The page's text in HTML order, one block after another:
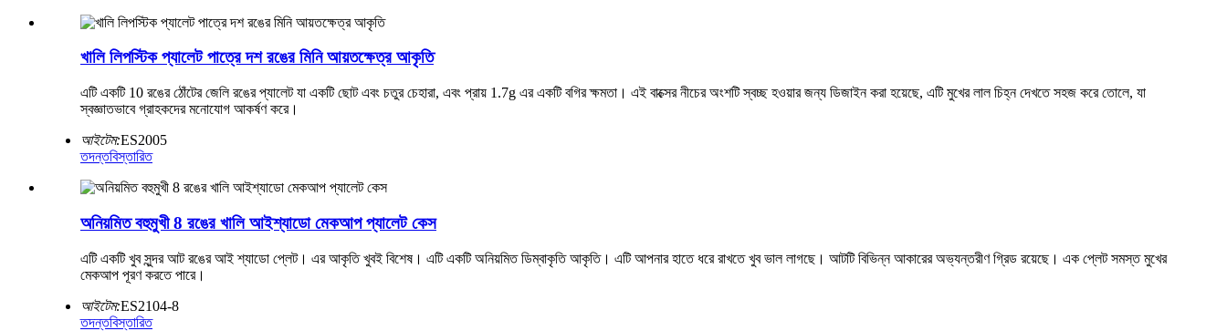
খালি লিপস্টিক প্যালেট পাত্রে দশ রঙের মিনি আয়তক্ষেত্র আকৃতি
এটি একটি 10 ​​রঙের ঠোঁটের জেলি রঙের প্যালেট যা একটি ছোট এবং চতুর চেহারা, এবং প্রায় 1.7g এর একটি বগির ক্ষমতা। এই বাক্সের নীচের অংশটি স্বচ্ছ হওয়ার জন্য ডিজাইন করা হয়েছে, এটি মুখের লাল চিহ্ন দেখতে সহজ করে তোলে, যা
স্বজ্ঞাতভাবে গ্রাহকদের মনোযোগ আকর্ষণ করে।
আইটেম:ES2005
তদন্তবিস্তারিত
অনিয়মিত বহুমুখী 8 রঙের খালি আইশ্যাডো মেকআপ প্যালেট কেস
এটি একটি খুব সুন্দর আট রঙের আই শ্যাডো প্লেট। এর আকৃতি খুবই বিশেষ। এটি একটি অনিয়মিত ডিম্বাকৃতি আকৃতি। এটি আপনার হাতে ধরে রাখতে খুব ভাল লাগছে। আটটি বিভিন্ন আকারের অভ্যন্তরীণ গ্রিড রয়েছে। এক প্লেট সমস্ত মুখের
মেকআপ পূরণ করতে পারে।
আইটেম:ES2104-8
তদন্তবিস্তারিত